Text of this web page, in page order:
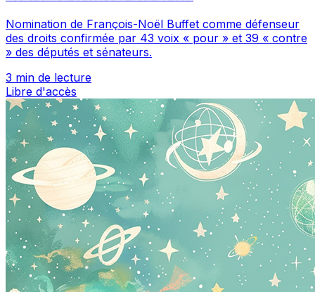
Nomination de François-Noël Buffet comme défenseur
des droits confirmée par 43 voix « pour » et 39 « contre
» des députés et sénateurs.
3 min de lecture
Libre d'accès